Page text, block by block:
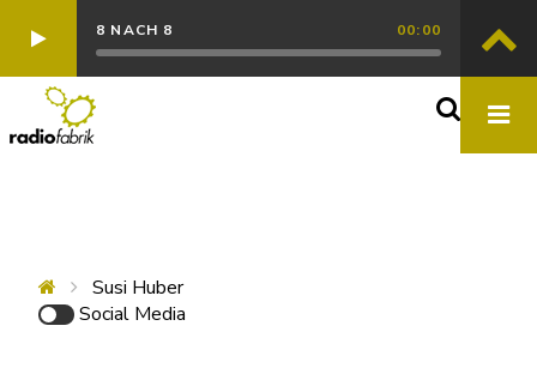
8 NACH 8 00:00
Susi Huber
Social Media